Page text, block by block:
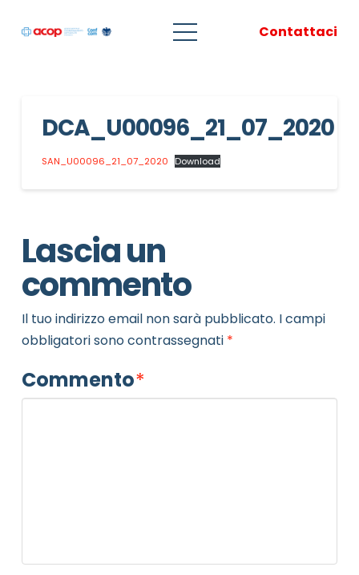
Contattaci
DCA_U00096_21_07_2020
SAN_U00096_21_07_2020 Download
Lascia un
commento
Il tuo indirizzo email non sarà pubblicato. I campi
obbligatori sono contrassegnati *
Commento*